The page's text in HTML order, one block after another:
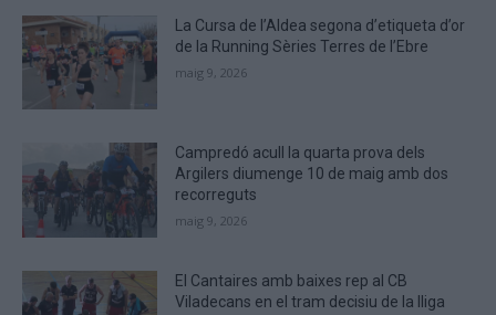
to
verify
that
you
La Cursa de l’Aldea segona d’etiqueta d’or
de la Running Sèries Terres de l’Ebre
maig 9, 2026
Campredó acull la quarta prova dels
Argilers diumenge 10 de maig amb dos
recorreguts
maig 9, 2026
El Cantaires amb baixes rep al CB
Viladecans en el tram decisiu de la lliga